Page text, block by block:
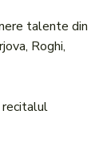
talente din
Roghi,
recitalul